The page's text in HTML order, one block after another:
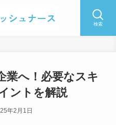
検索
業へ！必要なスキ
ントを解説
年2月1日